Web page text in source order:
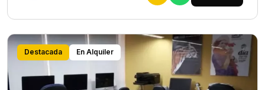
Destacada En Alquiler